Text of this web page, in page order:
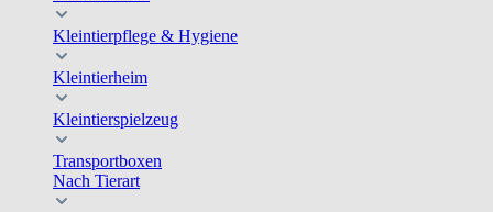
Kleintierpflege & Hygiene
Kleintierheim
Kleintierspielzeug
Transportboxen
Nach Tierart